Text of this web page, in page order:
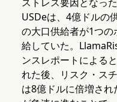
USDeは、4億ドルの
の大口供給者が1つ
給していた。
ンスレポートによる
れた後、リスク・ス
は8億ドルに倍増さ